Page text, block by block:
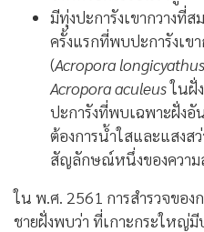
มีทุ่งปะการังเขากวางที่
ครั้งแรกที่พบปะการังเข
(Acropora longicyathus
Acropora aculeusในฝั่
ปะการังที่พบเฉพาะฝั่ง
ต้องการน้ำใสและแสงส
สัญลักษณ์หนึ่งของควา
ใน พ.ศ. 2561 การสำรวจของ
ชายฝั่งพบว่า ที่เกาะกระใหญ่มี